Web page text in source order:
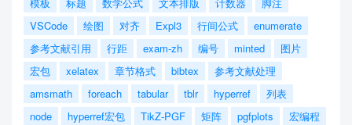
模板
标题 数学公式 文本排版 计数器
脚注
VSCode
绘图 对齐 Expl3 行间公式
enumerate
参考文献引用
行距 exam-zh 编号 minted
图片
宏包
xelatex 章节格式 bibtex
参考文献处理
amsmath
foreach tabular tblr hyperref
列表
node
hyperref宏包 TikZ-PGF 矩阵 pgfplots
宏编程